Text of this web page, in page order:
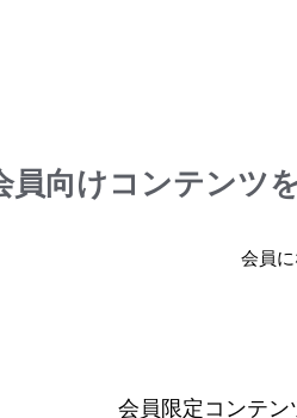
の患者さん”
を含めてたった1週間の入院で
外科もそうなんですよ。生体腎
姿を見るとやはり移植医療に携わ
実施
ている唯一の施設です。栃木県
いますので、年間の腎移植は30
このたびのコロ
員向けコンテンツ
会員
会員限定コンテン